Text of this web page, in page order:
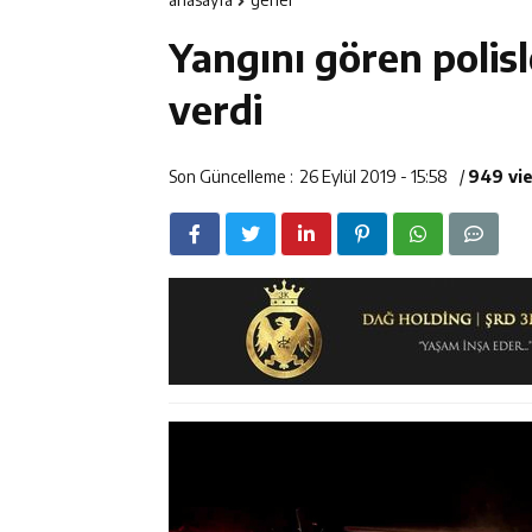
Kemah
14:22 30 İlde Deaş
14:26 Geleceğin
Yangını gören
verdi
Son Güncelleme : 26 Eylül 2019 - 15:58 /949